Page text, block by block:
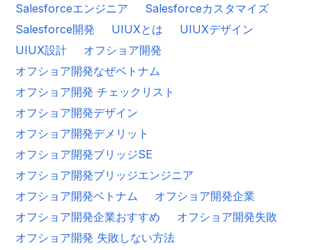
Salesforceエンジニア
Salesforceカスタマイズ
Salesforce開発
UIUXとは
UIUXデザイン
UIUX設計
オフショア開発
オフショア開発なぜベトナム
オフショア開発 チェックリスト
オフショア開発デザイン
オフショア開発デメリット
オフショア開発ブリッジSE
オフショア開発ブリッジエンジニア
オフショア開発ベトナム
オフショア開発企業
オフショア開発企業おすすめ
オフショア開発失敗
オフショア開発 失敗しない方法